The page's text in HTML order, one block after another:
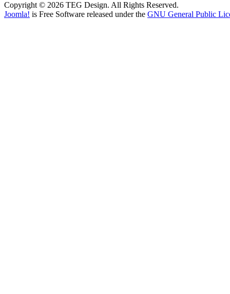
Copyright © 2026 TEG Design. All Rights Reserved.
Joomla! is Free Software released under the GNU General Public